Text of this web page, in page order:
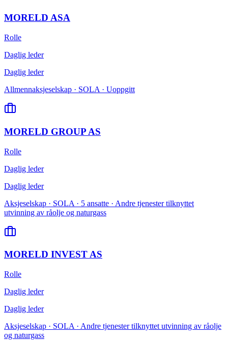
MORELD ASA
Rolle
Daglig leder
Daglig leder
Allmennaksjeselskap · SOLA · Uoppgitt
MORELD GROUP AS
Rolle
Daglig leder
Daglig leder
Aksjeselskap · SOLA · 5 ansatte · Andre tjenester tilknyttet
utvinning av råolje og naturgass
MORELD INVEST AS
Rolle
Daglig leder
Daglig leder
Aksjeselskap · SOLA · Andre tjenester tilknyttet utvinning av råolje
og naturgass